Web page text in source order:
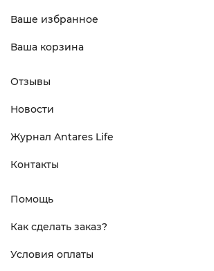
Ваше избранное
Ваша корзина
Отзывы
Новости
Журнал Antares Life
Контакты
Помощь
Как сделать заказ?
Условия оплаты